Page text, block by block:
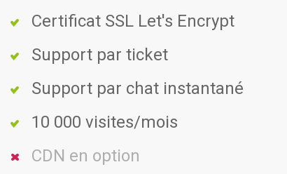
Certificat SSL Let's Encrypt
Support par ticket
Support par chat instantané
10 000 visites/mois
CDN en option